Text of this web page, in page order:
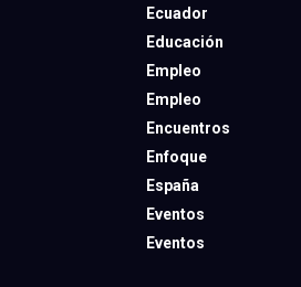
Ecuador
Educación
Empleo
Empleo
Encuentros
Enfoque
España
Eventos
Eventos